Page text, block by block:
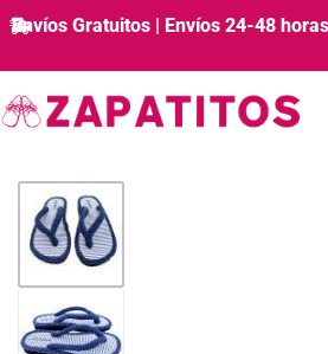
Envíos Gratuitos | Envíos 24-48 horas